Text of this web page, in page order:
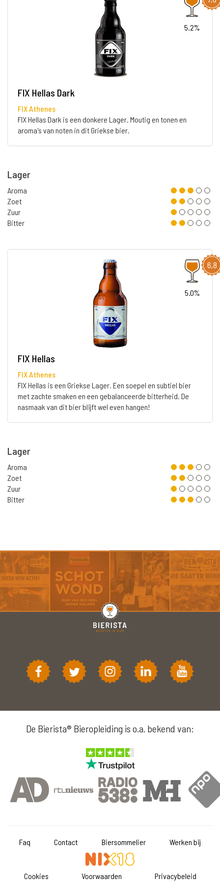
5.2%
FIX Hellas Dark
FIX Athenes
FIX Hellas Dark is een donkere Lager. Moutig en tonen en
aroma's van noten in dit Griekse bier.
Lager
Aroma
Zoet
Zuur
Bitter
6,8
5.0%
FIX Hellas
FIX Athenes
FIX Hellas is een Griekse Lager. Een soepel en subtiel bier
met zachte smaken en een gebalanceerde bitterheid. De
nasmaak van dit bier blijft wel even hangen!
Lager
Aroma
Zoet
Zuur
Bitter
De Bierista® Bieropleiding is o.a. bekend van:
Faq Contact Biersommelier Werken bij
Cookies Voorwaarden Privacybeleid